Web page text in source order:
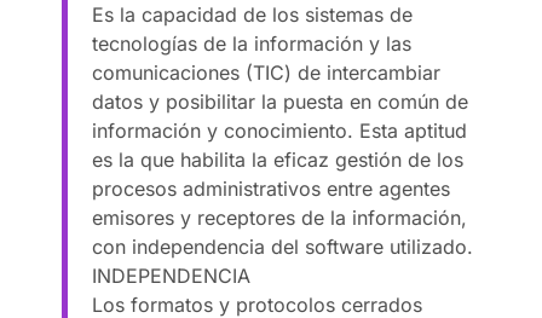
Es la capacidad de los sistemas de
tecnologías de la información y las
comunicaciones (TIC) de intercambiar
datos y posibilitar la puesta en común de
información y conocimiento. Esta aptitud
es la que habilita la eficaz gestión de los
procesos administrativos entre agentes
emisores y receptores de la información,
con independencia del software utilizado.
INDEPENDENCIA
Los formatos y protocolos cerrados